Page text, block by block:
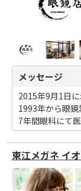
メッセージ
2015年9月1日
1993年から眼鏡
7年間眼科にて
東江メガネ イ